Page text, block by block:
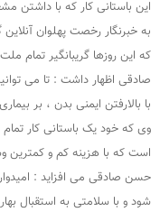
به خبرنگار رخصت پهلوان
که این روزها گریبانگیر تمام
صادقی اظهار داشت : تا می
با بالارفتن ایمنی بدن ، بر
وی که خود یک باستانی کار
است که با هزینه کم و کمترین
حسن صادقی می افزاید :
شود و با سلامتی به استقبال بهار ۹۹ برویم.